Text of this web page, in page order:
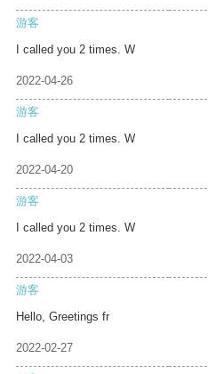
游客
I called you 2 times. W
2022-04-26
游客
I called you 2 times. W
2022-04-20
游客
I called you 2 times. W
2022-04-03
游客
Hello, Greetings fr
2022-02-27